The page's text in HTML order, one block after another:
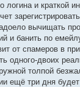
логина и краткой
вычищать
и банить по
от спамеров в
одного-двоих
толпой
ещё три дня